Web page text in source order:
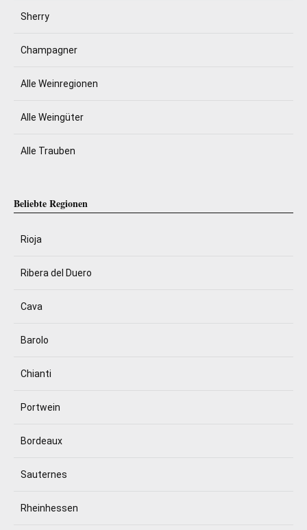
Sherry
Champagner
Alle Weinregionen
Alle Weingüter
Alle Trauben
Beliebte Regionen
Rioja
Ribera del Duero
Cava
Barolo
Chianti
Portwein
Bordeaux
Sauternes
Rheinhessen